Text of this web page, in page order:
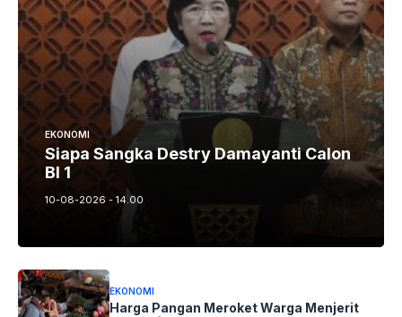
EKONOMI
Siapa Sangka Destry Damayanti Calon
BI 1
10-08-2026 - 14.00
EKONOMI
Harga Pangan Meroket Warga Menjerit